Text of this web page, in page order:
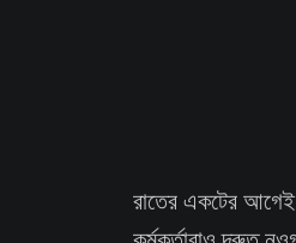
রাতের একটের আগেই